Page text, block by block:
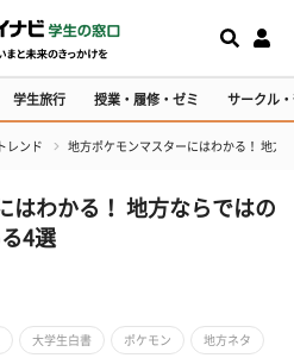
学生旅行 授業・履修・ゼミ サークル
レンド 地方ポケモンマスターにはわかる！ 地方
はわかる！ 地方ならではの
4選
大学生白書 ポケモン 地方ネタ